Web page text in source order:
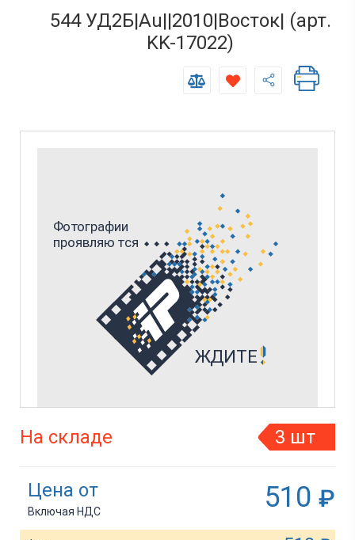
544 УД2Б|Au||2010|Восток| (арт.
KK-17022)
На складе 3 шт
Цена от
Включая НДС 510 ₽